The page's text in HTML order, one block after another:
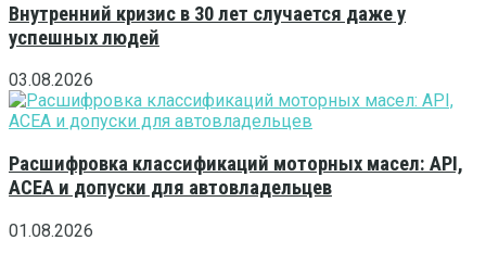
Внутренний кризис в 30 лет случается даже у
успешных людей
03.08.2026
Расшифровка классификаций моторных масел: API,
ACEA и допуски для автовладельцев
01.08.2026